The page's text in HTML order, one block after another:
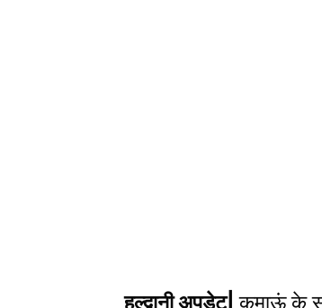
हल्द्वानी अपडेट|कुमाऊं के